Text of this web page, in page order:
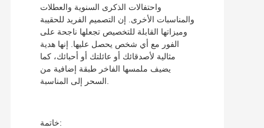
واحتفالات الذكرى السنوية والعطلات
والمناسبات الأخرى. إن التصميم الفريد للحقيبة
وميزاتها القابلة للتخصيص تجعلها ناجحة على
الفور مع أي شخص يحصل عليها. إنها هدية
مثالية لأصدقائك أو عائلتك أو أحبائك، كما
يضيف ملمسها الفاخر طبقة إضافية من
خاتمة: